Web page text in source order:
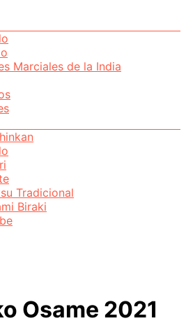
Marciales de la India
Tradicional
Biraki
Osame 2021